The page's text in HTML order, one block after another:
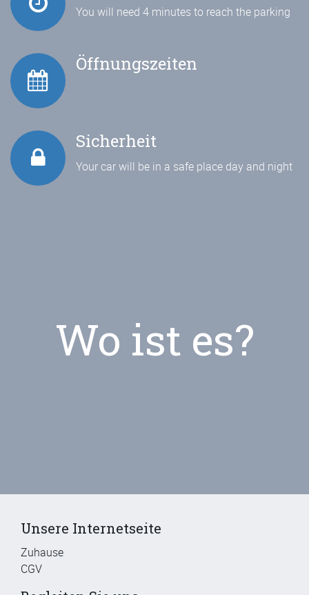
You will need 4 minutes to reach the parking
Öffnungszeiten
Sicherheit
Your car will be in a safe place day and night
Wo ist es?
Unsere Internetseite
Zuhause
CGV